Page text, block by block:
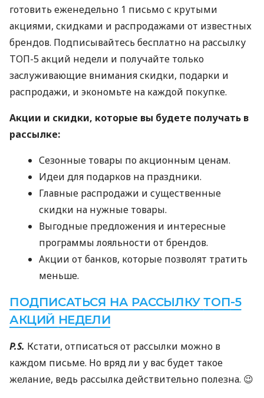
готовить еженедельно 1 письмо с крутыми
акциями, скидками и распродажами от известных
брендов. Подписывайтесь бесплатно на рассылку
ТОП-5 акций недели и получайте только
заслуживающие внимания скидки, подарки и
распродажи, и экономьте на каждой покупке.
Акции и скидки, которые вы будете получать в
рассылке:
Сезонные товары по акционным ценам.
Идеи для подарков на праздники.
Главные распродажи и существенные
скидки на нужные товары.
Выгодные предложения и интересные
программы лояльности от брендов.
Акции от банков, которые позволят тратить
меньше.
ПОДПИСАТЬСЯ НА РАССЫЛКУ ТОП-5
АКЦИЙ НЕДЕЛИ
P.S. Кстати, отписаться от рассылки можно в
каждом письме. Но вряд ли у вас будет такое
желание, ведь рассылка действительно полезна. 😉